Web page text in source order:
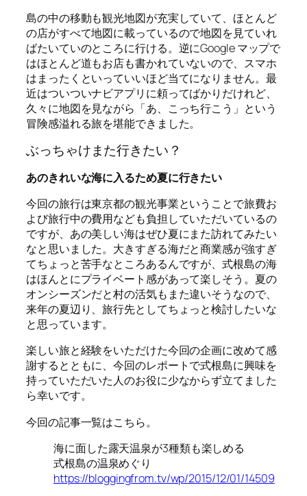
島の中の移動も観光地図が充実していて、ほとんど
の店がすべて地図に載っているので地図を見ていれ
ばたいていのところに行ける。逆にGoogle マップで
はほとんど道もお店も書かれていないので、スマホ
はまったくといっていいほど当てになりません。最
近はついついナビアプリに頼ってばかりだけれど、
久々に地図を見ながら「あ、こっち行こう」という
冒険感溢れる旅を堪能できました。
ぶっちゃけまた行きたい？
あのきれいな海に入るため夏に行きたい
今回の旅行は東京都の観光事業ということで旅費お
よび旅行中の費用なども負担していただいているの
ですが、あの美しい海はぜひ夏にまた訪れてみたい
なと思いました。大きすぎる海だと商業感が強すぎ
てちょっと苦手なところあるんですが、式根島の海
はほんとにプライベート感があって楽しそう。夏の
オンシーズンだと村の活気もまた違いそうなので、
来年の夏辺り、旅行先としてちょっと検討したいな
と思っています。
楽しい旅と経験をいただけた今回の企画に改めて感
謝するとともに、今回のレポートで式根島に興味を
持っていただいた人のお役に少なからず立てました
ら幸いです。
今回の記事一覧はこちら。
海に面した露天温泉が3種類も楽しめる
式根島の温泉めぐり
https://bloggingfrom.tv/wp/2015/12/01/14509